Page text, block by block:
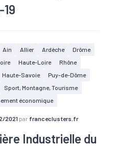
Ain Allier Ardèche
Drôme
Haute-Loire
Rhône
Haute-Savoie
Puy-de-Dôme
Sport, Montagne, Tourisme
économique
2021 par franceclusters.fr
Industrielle du